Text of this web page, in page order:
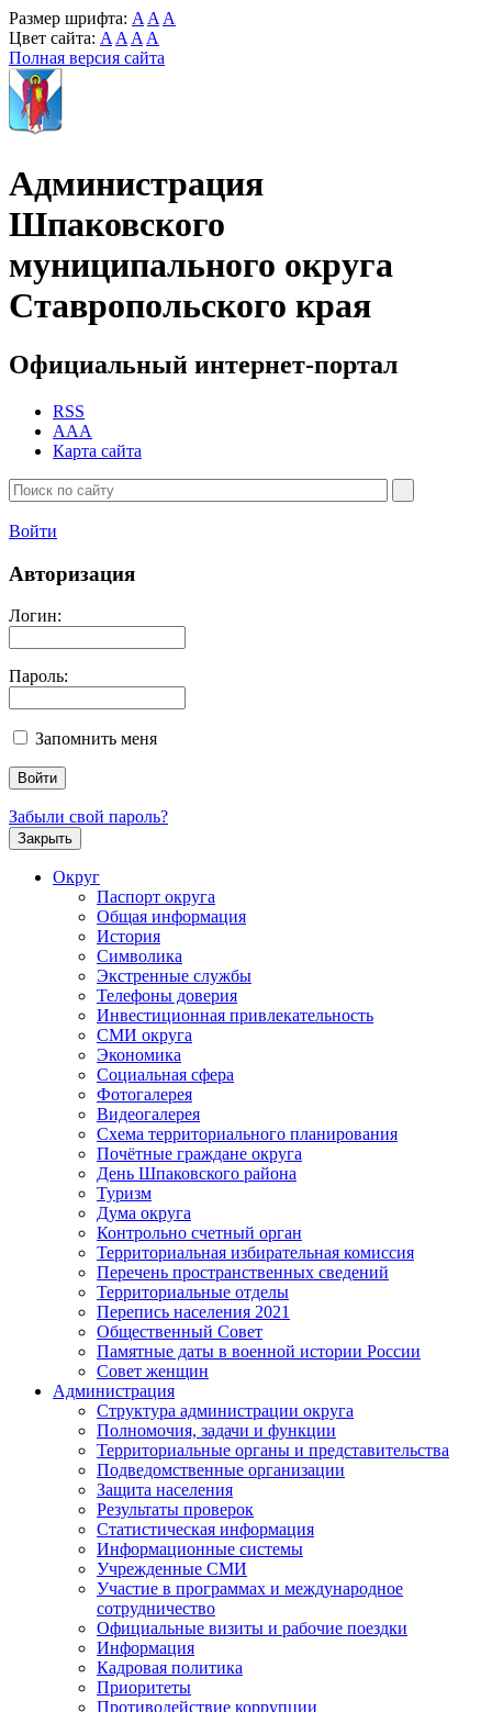
Размер шрифта: A A A
Цвет сайта: A A A A
Полная версия сайта
Администрация
Шпаковского
муниципального округа
Ставропольского края
Официальный интернет-портал
RSS
AAA
Карта сайта
Войти
Авторизация
Логин:
Пароль:
Запомнить меня
Забыли свой пароль?
Закрыть
Округ
Паспорт округа
Общая информация
История
Символика
Экстренные службы
Телефоны доверия
Инвестиционная привлекательность
СМИ округа
Экономика
Социальная сфера
Фотогалерея
Видеогалерея
Схема территориального планирования
Почётные граждане округа
День Шпаковского района
Туризм
Дума округа
Контрольно счетный орган
Территориальная избирательная комиссия
Перечень пространственных сведений
Территориальные отделы
Перепись населения 2021
Общественный Совет
Памятные даты в военной истории России
Совет женщин
Администрация
Структура администрации округа
Полномочия, задачи и функции
Территориальные органы и представительства
Подведомственные организации
Защита населения
Результаты проверок
Статистическая информация
Информационные системы
Учрежденные СМИ
Участие в программах и международное
сотрудничество
Официальные визиты и рабочие поездки
Информация
Кадровая политика
Приоритеты
Противодействие коррупции